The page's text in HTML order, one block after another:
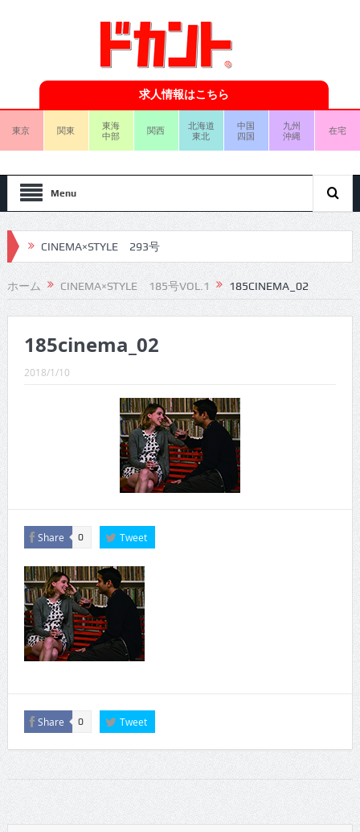
求人情報はこちら
東京 関東
東海
中部
関西
北海道
東北
中国
四国
九州
沖縄
在宅
Menu
CINEMA×STYLE 293号
CINEMA×STYLE 292号
CINEMA×STYLE 291号
CINEMA×STYLE 290号
CINEMA×STYLE 289号
CINEMA×STYLE 288号
CINEMA×STYLE 287号
CINEMA×STYLE 286号
CINEMA×STYLE 285号
ホーム CINEMA×STYLE 185号VOL.1 185CINEMA_02
185cinema_02
2018/1/10
Share 0 Tweet
Share 0 Tweet